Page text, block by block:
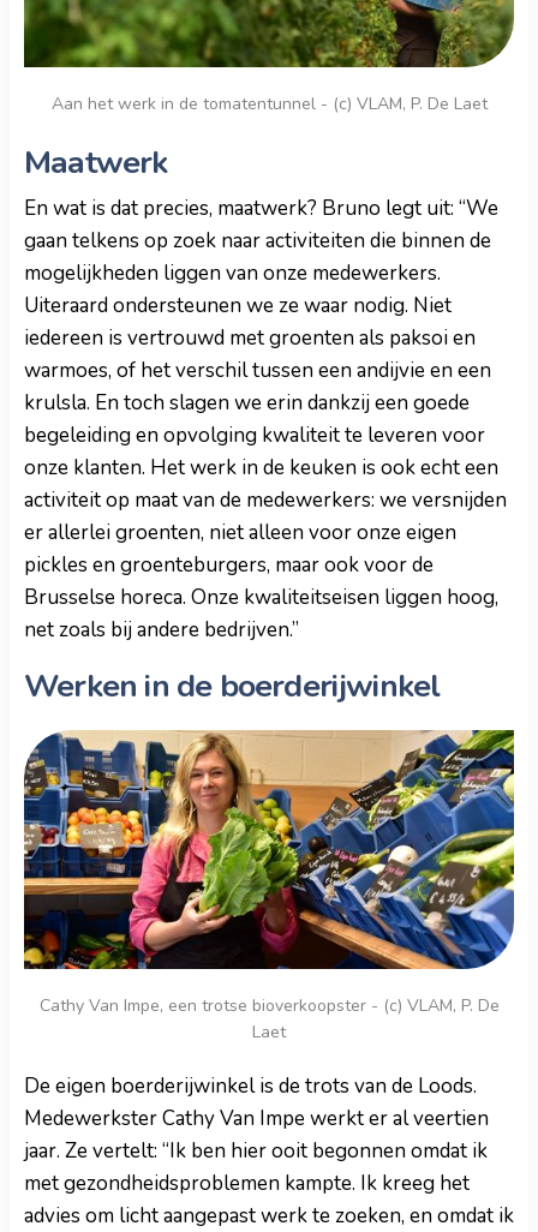
Aan het werk in de tomatentunnel - (c) VLAM, P. De Laet
Maatwerk
En wat is dat precies, maatwerk? Bruno legt uit: “We
gaan telkens op zoek naar activiteiten die binnen de
mogelijkheden liggen van onze medewerkers.
Uiteraard ondersteunen we ze waar nodig. Niet
iedereen is vertrouwd met groenten als paksoi en
warmoes, of het verschil tussen een andijvie en een
krulsla. En toch slagen we erin dankzij een goede
begeleiding en opvolging kwaliteit te leveren voor
onze klanten. Het werk in de keuken is ook echt een
activiteit op maat van de medewerkers: we versnijden
er allerlei groenten, niet alleen voor onze eigen
pickles en groenteburgers, maar ook voor de
Brusselse horeca. Onze kwaliteitseisen liggen hoog,
net zoals bij andere bedrijven.”
Werken in de boerderijwinkel
Cathy Van Impe, een trotse bioverkoopster - (c) VLAM, P. De
Laet
De eigen boerderijwinkel is de trots van de Loods.
Medewerkster Cathy Van Impe werkt er al veertien
jaar. Ze vertelt: “Ik ben hier ooit begonnen omdat ik
met gezondheidsproblemen kampte. Ik kreeg het
advies om licht aangepast werk te zoeken, en omdat ik